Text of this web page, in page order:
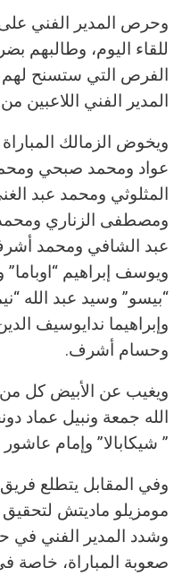
وحرص المدير الفني على
للقاء اليوم، وطالبهم
الفرص التي ستسنح
المدير الفني اللاعبين
ويخوض الزمالك
عواد ومحمد صبحي
المثلوثي ومحمد عبد
ومصطفى الزناري
عبد الشافي ومحمد
ويوسف إبراهيم
“بيسو” وسيد عبد الله
وإبراهيما ندايوسيف
وحسام أشرف.
ويغيب عن الأبيض كل
الله جمعة ونبيل عماد
” شيكابالا” وإمام
وفي المقابل يتطلع فريق
مومزيلو ماديتش لتحقيق
وشدد المدير الفني في
صعوبة المباراة، خاصة